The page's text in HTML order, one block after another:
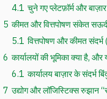
4.1 चुने गए प्लेटफ़ॉर्म और
5 कीमत और वित्तपोषण संकेत
5.1 वित्तपोषण और कीमत
6 कार्यालयों की भूमिका क्या है,
6.1 कार्यालय बाज़ार के संदर्भ
7 उद्योग और लॉजिस्टिक्स रुझान